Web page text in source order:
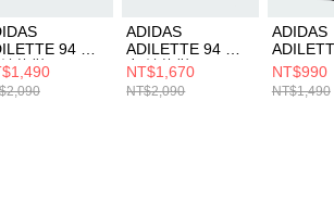
94 男
拖鞋 IH6890
ADIDAS
ADILETTE 94 男
女 涼拖鞋 IH6894
NT$1,670
NT$2,090
ADIDAS
涼拖鞋
NT$990
NT$1,490